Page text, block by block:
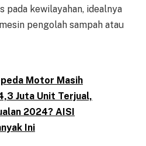
pada kewilayahan, idealnya
pengolah sampah atau
Motor Masih
Juta Unit Terjual,
2024? AISI
Ini